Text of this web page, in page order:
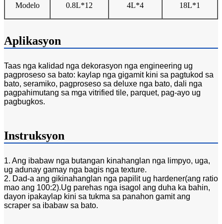
Modelo 0.8L*12 4L*4 18L*1
Aplikasyon
Taas nga kalidad nga dekorasyon nga engineering ug
pagproseso sa bato: kaylap nga gigamit kini sa pagtukod sa
bato, seramiko, pagproseso sa deluxe nga bato, dali nga
pagpahimutang sa mga vitrified tile, parquet, pag-ayo ug
pagbugkos.
Instruksyon
1. Ang ibabaw nga butangan kinahanglan nga limpyo, uga,
ug adunay gamay nga bagis nga texture.
2. Dad-a ang gikinahanglan nga papilit ug hardener(ang ratio
mao ang 100:2).Ug parehas nga isagol ang duha ka bahin,
dayon ipakaylap kini sa tukma sa panahon gamit ang
scraper sa ibabaw sa bato.